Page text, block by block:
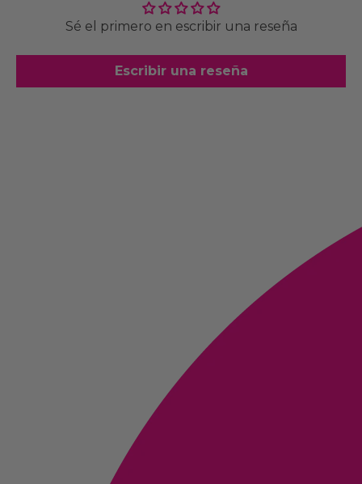
Sé el primero en escribir una reseña
Escribir una reseña